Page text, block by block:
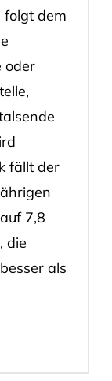
folgt dem
oder
fällt der
7,8
die
als